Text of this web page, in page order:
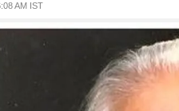
AM IST